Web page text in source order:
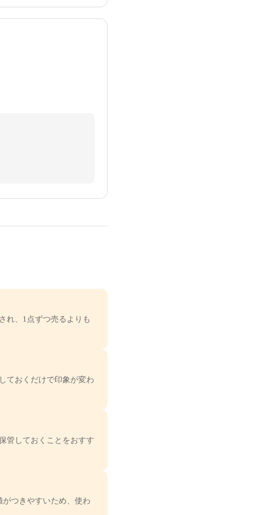
れ、1点ずつ売るよりも
ておくだけで印象が変わ
管しておくことをおすす
つきやすいため、使わ